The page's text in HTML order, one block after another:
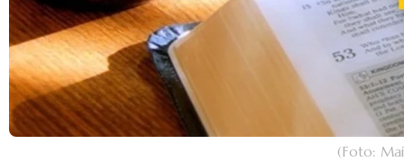
(Foto: